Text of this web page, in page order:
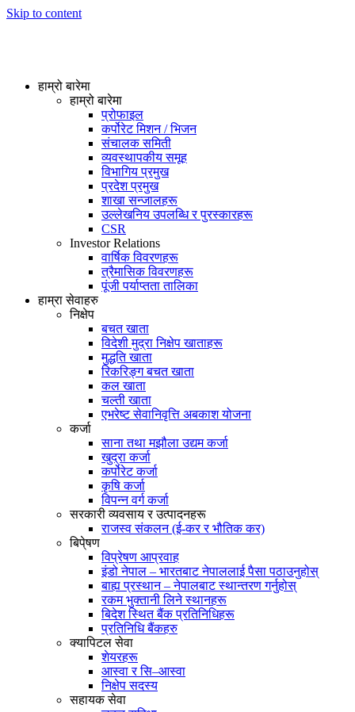
Skip to content
हाम्रो बारेमा
हाम्रो बारेमा
प्रोफाइल
कर्पोरेट मिशन / भिजन
संचालक समिती
व्यवस्थापकीय समूह
विभागिय प्रमुख
प्रदेश प्रमुख
शाखा सन्जालहरू
उल्लेखनिय उपलब्धि र पुरस्कारहरू
CSR
Investor Relations
वार्षिक विवरणहरू
त्रैमासिक विवरणहरू
पूंजी पर्याप्तता तालिका
हाम्रा सेवाहरु
निक्षेप
बचत खाता
विदेशी मुद्रा निक्षेप खाताहरू
मुद्धति खाता
रिकरिङ्ग बचत खाता
कल खाता
चल्ती खाता
एभरेष्ट सेवानिवृत्ति अबकाश योजना
कर्जा
साना तथा मझौला उद्यम कर्जा
खुद्रा कर्जा
कर्पोरेट कर्जा
कृषि कर्जा
विपन्न वर्ग कर्जा
सरकारी व्यवसाय र उत्पादनहरू
राजस्व संकलन (ई-कर र भौतिक कर)
बिपे्षण
विप्रेषण आप्रवाह
इंडो नेपाल – भारतबाट नेपाललाई पैसा पठाउनुहोस्
बाह्य प्रस्थान – नेपालबाट स्थान्तरण गर्नुहोस्
रकम भुक्तानी लिने स्थानहरू
बिदेश स्थित बैंक प्रतिनिधिहरू
प्रतिनिधि बैंकहरु
क्यापिटल सेवा
शेयरहरू
आस्वा र सि–आस्वा
निक्षेप सदस्य
सहायक सेवा